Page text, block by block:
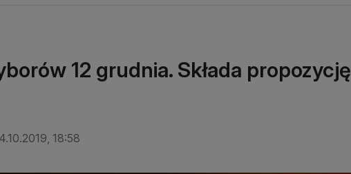
12 grudnia. Składa propozycję
18:58